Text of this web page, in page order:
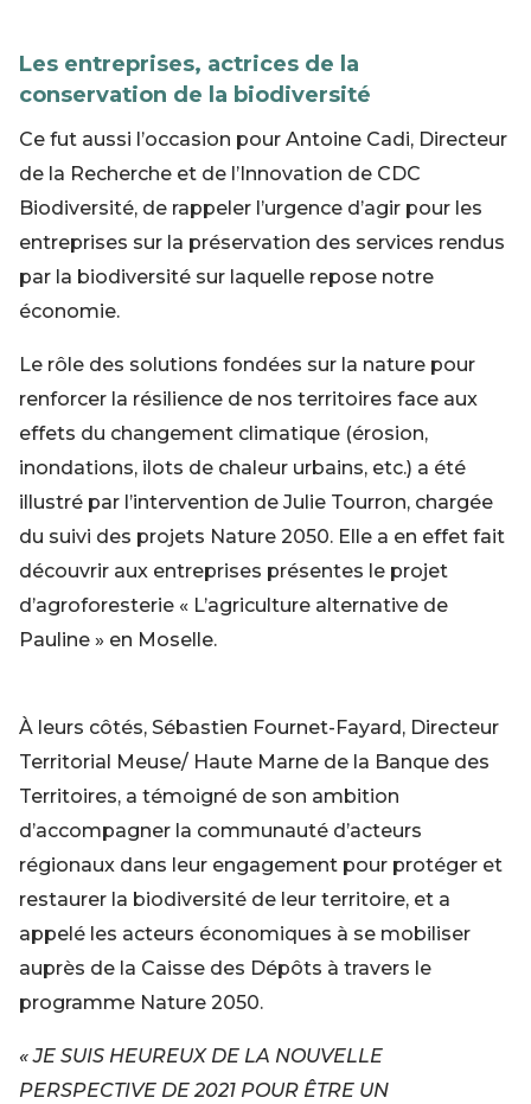
Les entreprises, actrices de la
conservation de la biodiversité
Ce fut aussi l’occasion pour Antoine Cadi, Directeur
de la Recherche et de l’Innovation de CDC
Biodiversité, de rappeler l’urgence d’agir pour les
entreprises sur la préservation des services rendus
par la biodiversité sur laquelle repose notre
économie.
Le rôle des solutions fondées sur la nature pour
renforcer la résilience de nos territoires face aux
effets du changement climatique (érosion,
inondations, ilots de chaleur urbains, etc.) a été
illustré par l’intervention de Julie Tourron, chargée
du suivi des projets Nature 2050. Elle a en effet fait
découvrir aux entreprises présentes le projet
d’agroforesterie « L’agriculture alternative de
Pauline » en Moselle.
À leurs côtés, Sébastien Fournet-Fayard, Directeur
Territorial Meuse/ Haute Marne de la Banque des
Territoires, a témoigné de son ambition
d’accompagner la communauté d’acteurs
régionaux dans leur engagement pour protéger et
restaurer la biodiversité de leur territoire, et a
appelé les acteurs économiques à se mobiliser
auprès de la Caisse des Dépôts à travers le
programme Nature 2050.
« JE SUIS HEUREUX DE LA NOUVELLE
PERSPECTIVE DE 2021 POUR ÊTRE UN